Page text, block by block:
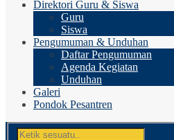
Direktori Guru & Siswa
Guru
Siswa
Pengumuman & Unduhan
Daftar Pengumuman
Agenda Kegiatan
Unduhan
Galeri
Pondok Pesantren